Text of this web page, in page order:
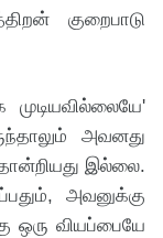
குறைபாடு
அவனது
இல்லை.
அவனுக்கு
ஒரு வியப்பையே